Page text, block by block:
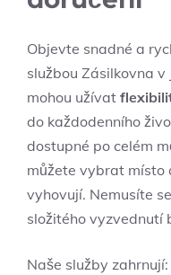
Objevte snadné a
službou Zásilkovna⁢ v
mohou užívat
do ⁢každodenního
dostupné po celém
můžete vybrat místo
vyhovují. Nemusíte
složitého vyzvednutí
Naše služby​ zahrnují: